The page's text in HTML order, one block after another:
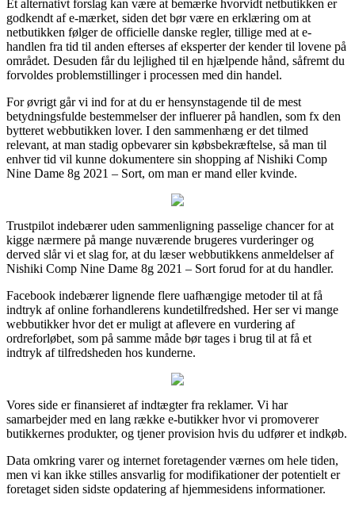
Et alternativt forslag kan være at bemærke hvorvidt netbutikken er
godkendt af e-mærket, siden det bør være en erklæring om at
netbutikken følger de officielle danske regler, tillige med at e-
handlen fra tid til anden efterses af eksperter der kender til lovene på
området. Desuden får du lejlighed til en hjælpende hånd, såfremt du
forvoldes problemstillinger i processen med din handel.
For øvrigt går vi ind for at du er hensynstagende til de mest
betydningsfulde bestemmelser der influerer på handlen, som fx den
bytteret webbutikken lover. I den sammenhæng er det tilmed
relevant, at man stadig opbevarer sin købsbekræftelse, så man til
enhver tid vil kunne dokumentere sin shopping af Nishiki Comp
Nine Dame 8g 2021 – Sort, om man er mand eller kvinde.
Trustpilot indebærer uden sammenligning passelige chancer for at
kigge nærmere på mange nuværende brugeres vurderinger og
derved slår vi et slag for, at du læser webbutikkens anmeldelser af
Nishiki Comp Nine Dame 8g 2021 – Sort forud for at du handler.
Facebook indebærer lignende flere uafhængige metoder til at få
indtryk af online forhandlerens kundetilfredshed. Her ser vi mange
webbutikker hvor det er muligt at aflevere en vurdering af
ordreforløbet, som på samme måde bør tages i brug til at få et
indtryk af tilfredsheden hos kunderne.
Vores side er finansieret af indtægter fra reklamer. Vi har
samarbejder med en lang række e-butikker hvor vi promoverer
butikkernes produkter, og tjener provision hvis du udfører et indkøb.
Data omkring varer og internet foretagender værnes om hele tiden,
men vi kan ikke stilles ansvarlig for modifikationer der potentielt er
foretaget siden sidste opdatering af hjemmesidens informationer.